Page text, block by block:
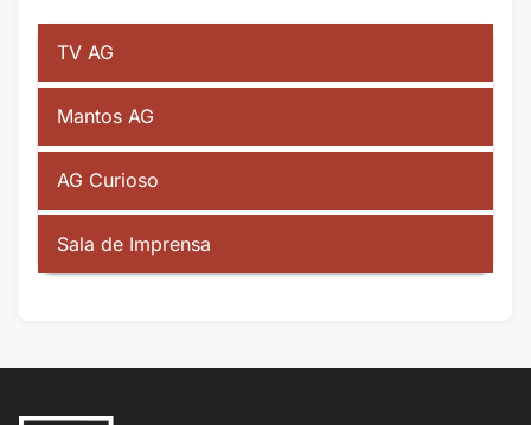
TV AG
Mantos AG
AG Curioso
Sala de Imprensa